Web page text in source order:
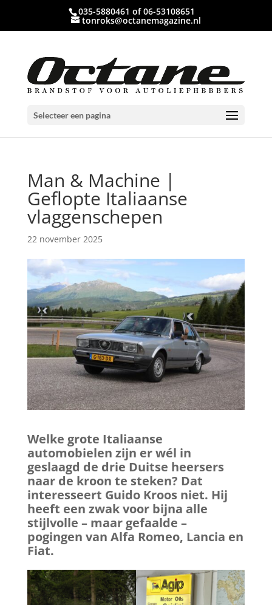
035-5880461 of 06-53108651
tonroks@octanemagazine.nl
Selecteer een pagina
Man & Machine |
Geflopte Italiaanse
vlaggenschepen
22 november 2025
Welke grote Italiaanse
automobielen zijn er wél in
geslaagd de drie Duitse heersers
naar de kroon te steken? Dat
interesseert Guido Kroos niet. Hij
heeft een zwak voor bijna alle
stijlvolle – maar gefaalde –
pogingen van Alfa Romeo, Lancia en
Fiat.